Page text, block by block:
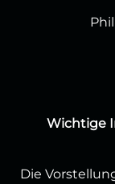
Wichtige
Die